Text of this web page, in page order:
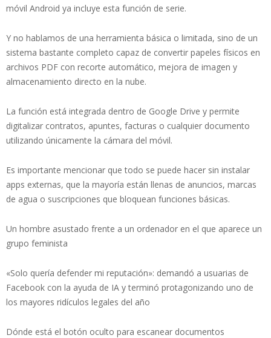
móvil Android ya incluye esta función de serie.
Y no hablamos de una herramienta básica o limitada, sino de un
sistema bastante completo capaz de convertir papeles físicos en
archivos PDF con recorte automático, mejora de imagen y
almacenamiento directo en la nube.
La función está integrada dentro de Google Drive y permite
digitalizar contratos, apuntes, facturas o cualquier documento
utilizando únicamente la cámara del móvil.
Es importante mencionar que todo se puede hacer sin instalar
apps externas, que la mayoría están llenas de anuncios, marcas
de agua o suscripciones que bloquean funciones básicas.
Un hombre asustado frente a un ordenador en el que aparece un
grupo feminista
«Solo quería defender mi reputación»: demandó a usuarias de
Facebook con la ayuda de IA y terminó protagonizando uno de
los mayores ridículos legales del año
Dónde está el botón oculto para escanear documentos